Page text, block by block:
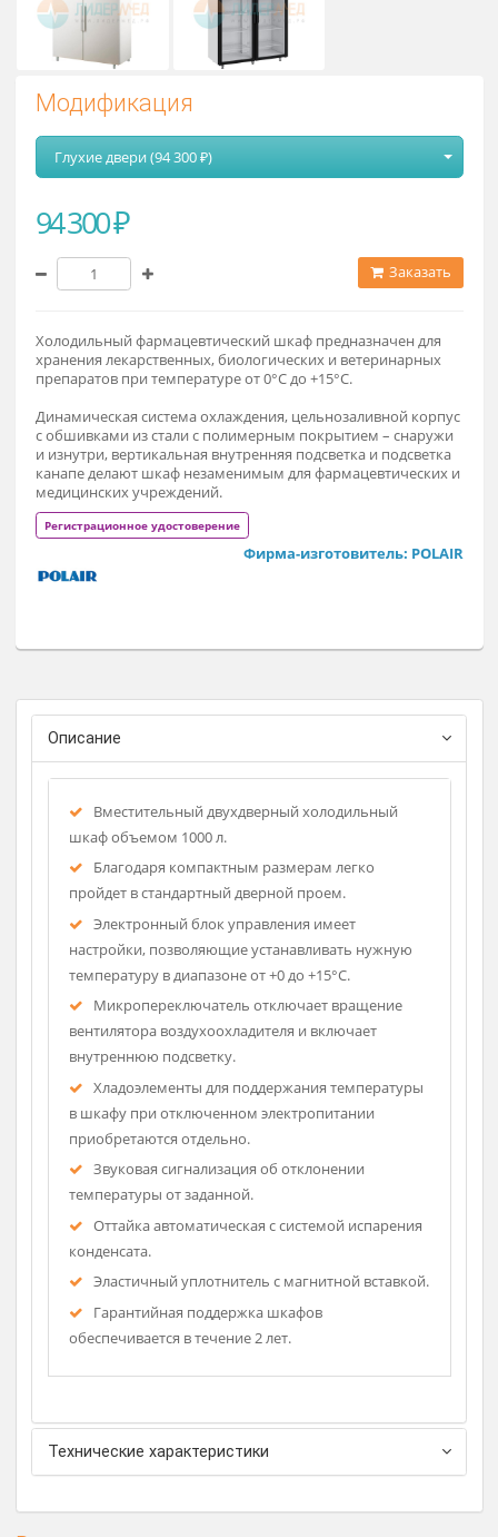
Модификация
Глухие двери (94 300 ₽)
94 300 ₽
Холодильный фармацевтический шкаф предназначен для
хранения лекарственных, биологических и ветеринарных
препаратов при температуре от 0°С до +15°С.
Динамическая система охлаждения, цельнозаливной
медицинских учреждений.
Фирма-изготовитель:
Описание
Вместительный двухдверный холодильный
шкаф объемом 1000 л.
Благодаря компактным размерам легко
пройдет в стандартный дверной проем.
Электронный блок управления имеет
настройки, позволяющие устанавливать нужную
температуру в диапазоне от +0 до +15°С.
Микропереключатель отключает вращение
вентилятора воздухоохладителя и включает
внутреннюю подсветку.
Хладоэлементы для поддержания температуры
в шкафу при отключенном электропитании
приобретаются отдельно.
температуры от заданной.